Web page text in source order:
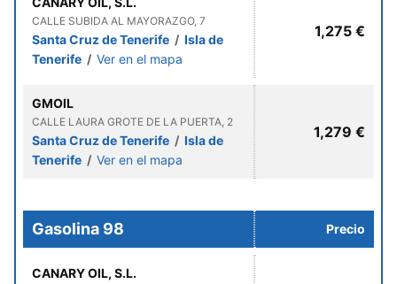
CALLE SUBIDA AL MAYORAZGO, 7
Santa Cruz de Tenerife / Isla de
Tenerife / Ver en el mapa
1,275 €
GMOIL
CALLE LAURA GROTE DE LA PUERTA, 2
Santa Cruz de Tenerife / Isla de
Tenerife / Ver en el mapa
1,279 €
Gasolina 98 Precio
CANARY OIL, S.L.